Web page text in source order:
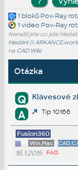
1 bloků Pov-Ray
1 video Pov-Ray
Nenašli jste co jste
hledáníči
na CAD Wiki.
Otázka
Q Klávesové
A Tip 10166
Fusion360
Win,Mac
18.1.2015 FAQ